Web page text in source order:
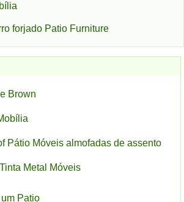
forjado Patio Furniture
Brown
Pátio Móveis almofadas de assento
Metal Móveis
Patio